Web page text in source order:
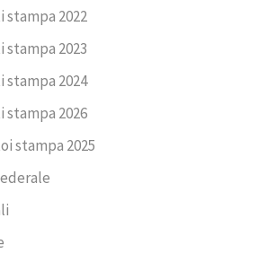
stampa 2022
stampa 2023
stampa 2024
stampa 2026
stampa 2025